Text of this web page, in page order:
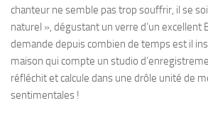
chanteur ne semble pas trop souffrir, il se
naturel », dégustant un verre d’un excellent
demande depuis combien de temps est il
maison qui compte un studio
réfléchit et calcule dans une drôle unité de
sentimentales !